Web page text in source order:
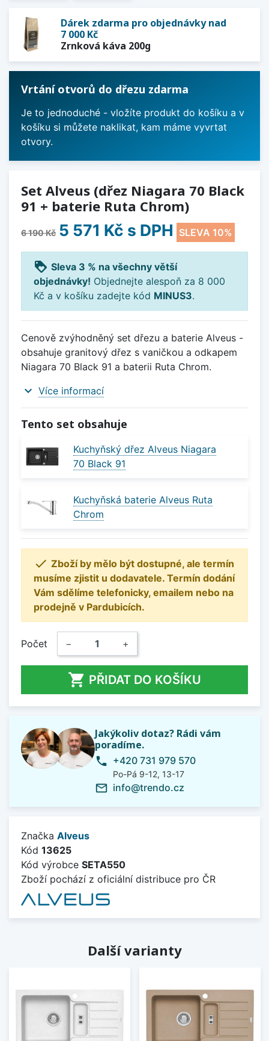
Dárek zdarma pro objednávky nad
7 000 Kč
Zrnková káva 200g
Vrtání otvorů do dřezu zdarma
Je to jednoduché - vložíte produkt do košíku a v
košíku si můžete naklikat, kam máme vyvrtat
otvory.
Set Alveus (dřez Niagara 70 Black
91 + baterie Ruta Chrom)
6 190 Kč 5 571 Kč s DPH SLEVA 10%
loyalty Sleva 3 % na všechny větší
objednávky! Objednejte alespoň za 8 000
Kč a v košíku zadejte kód MINUS3.
Cenově zvýhodněný set dřezu a baterie Alveus -
obsahuje granitový dřez s vaničkou a odkapem
Niagara 70 Black 91 a baterii Ruta Chrom.
expand_more Více informací
Tento set obsahuje
Kuchyňský dřez Alveus Niagara
70 Black 91
Kuchyňská baterie Alveus Ruta
Chrom
 Zboží by mělo být dostupné, ale termín
musíme zjistit u dodavatele. Termín dodání
Vám sdělíme telefonicky, emailem nebo na
prodejně v Pardubicích.
Počet − +
 PŘIDAT DO KOŠÍKU
Jakýkoliv dotaz? Rádi vám
poradíme.
phone +420 731 979 570
Po-Pá 9-12, 13-17
mail_outline info@trendo.cz
Značka Alveus
Kód 13625
Kód výrobce SETA550
Zboží pochází z oficiální distribuce pro ČR
Další varianty